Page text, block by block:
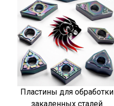
Пластины для обработки
закаленных сталей